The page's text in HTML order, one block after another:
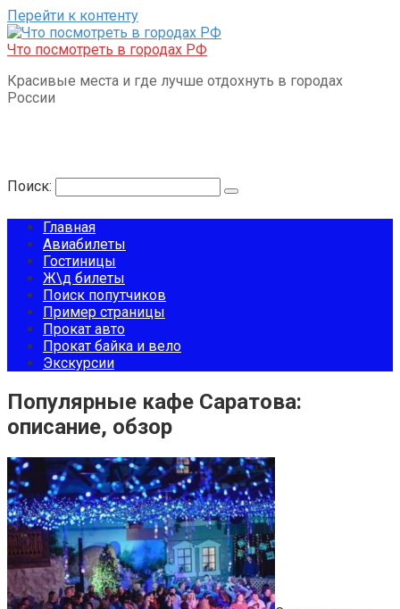
Перейти к контенту
Что посмотреть в городах РФ
Красивые места и где лучше отдохнуть в городах
России
Поиск:
Главная
Авиабилеты
Гостиницы
Ж\д билеты
Поиск попутчиков
Пример страницы
Прокат авто
Прокат байка и вело
Экскурсии
Популярные кафе Саратова:
описание, обзор